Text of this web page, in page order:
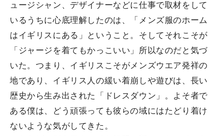
ュージシャン、デザイナーなどに仕事で取材をして
いるうちに心底理解したのは、「メンズ服のホーム
はイギリスにある」ということ。そしてそれこそが
「ジャージを着てもかっこいい」所以なのだと気づ
いた。つまり、イギリスこそがメンズウエア発祥の
地であり、イギリス人の緩い着崩しや遊びは、長い
歴史から生み出された「ドレスダウン」。よそ者で
ある僕は、どう頑張っても彼らの域にはたどり着け
ないような気がしてきた。